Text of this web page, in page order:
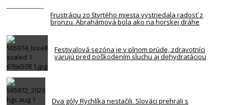
Frustráciu zo štvrtého miesta vystriedala radosť z
bronzu. Abrahámová bola ako na horskej dráhe
Festivalová sezóna je v plnom prúde, zdravotníci
varujú pred poškodením sluchu aj dehydratáciou
Dva góly Rychlíka nestačili. Slováci prehrali s